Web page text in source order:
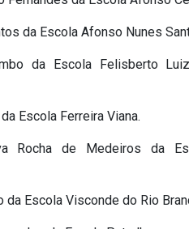
da Escola Afonso Nunes
da Escola Felisberto
Escola Ferreira Viana.
Rocha de Medeiros da
Escola Visconde do Rio